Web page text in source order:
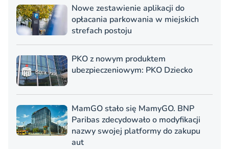
Nowe zestawienie aplikacji do
opłacania parkowania w miejskich
strefach postoju
PKO z nowym produktem
ubezpieczeniowym: PKO Dziecko
MamGO stało się MamyGO. BNP
Paribas zdecydowało o modyfikacji
nazwy swojej platformy do zakupu
aut